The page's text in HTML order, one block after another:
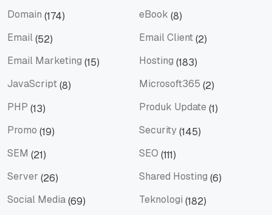
Domain (174) eBook (8)
Email(52) Email Client(2)
Email Marketing (15) Hosting (183)
JavaScript(8) Microsoft365 (2)
PHP (13) Produk Update (1)
Promo (19) Security(145)
SEM (21) SEO (111)
Server (26) Shared Hosting (6)
Social Media(69) Teknologi (182)